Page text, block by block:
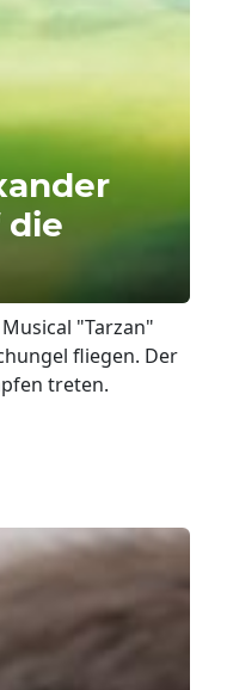
die
"Tarzan"
fliegen. Der
treten.